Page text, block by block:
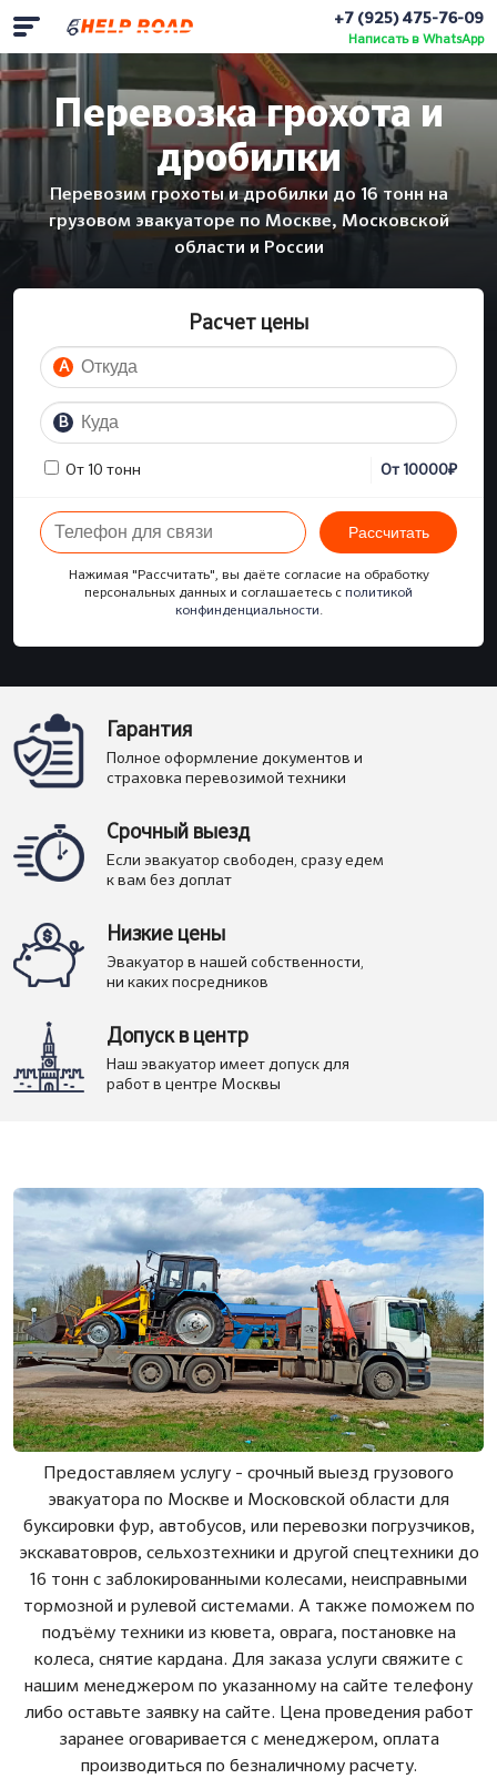
+7 (925) 475-76-09
Написать в WhatsApp
Перевозка грохота и
дробилки
Перевозим грохоты и дробилки до 16 тонн на
грузовом эвакуаторе по Москве, Московской
области и России
Расчет цены
A
B
От 10 тонн От 10000₽
Рассчитать
Нажимая "Рассчитать", вы даёте согласие на обработку
персональных данных и соглашаетесь с политикой
конфинденциальности.
Гарантия
Полное оформление документов и
страховка перевозимой техники
Срочный выезд
Если эвакуатор свободен, сразу едем
к вам без доплат
Низкие цены
Эвакуатор в нашей собственности,
ни каких посредников
Допуск в центр
Наш эвакуатор имеет допуск для
работ в центре Москвы
Предоставляем услугу - срочный выезд грузового
эвакуатора по Москве и Московской области для
буксировки фур, автобусов, или перевозки погрузчиков,
экскаватовров, сельхозтехники и другой спецтехники до
16 тонн с заблокированными колесами, неисправными
тормозной и рулевой системами. А также поможем по
подъёму техники из кювета, оврага, постановке на
колеса, снятие кардана. Для заказа услуги свяжите с
нашим менеджером по указанному на сайте телефону
либо оставьте заявку на сайте. Цена проведения работ
заранее оговаривается с менеджером, оплата
производиться по безналичному расчету.